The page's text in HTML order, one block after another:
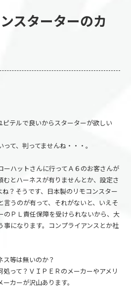
スターターのカ
ピテルで良いからスターターが欲しい
て、判ってませんね・・・。
ーハットさんに行ってＡ６のお客さんが
むとハーネスが有りませんとか、設定さ
？そうです、日本製のリモコンスター
うのが有って、それがないと、いえそ
のＰＬ責任保障を受けられないから、大
事になります。コンプライアンスとか社
等は無いのか？
って？ＶＩＰＥＲのメーカーやアメリ
カーが沢山あります。